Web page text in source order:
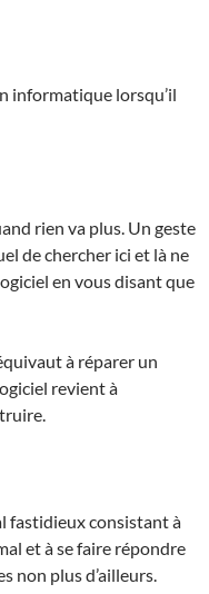
informatique lorsqu’il
rien va plus. Un geste
de chercher ici et là ne
en vous disant que
à réparer un
revient à
fastidieux consistant à
et à se faire répondre
non plus d’ailleurs.